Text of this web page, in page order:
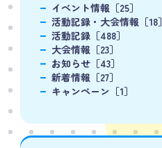
イベント情報［25］
活動記録・大会情報［18］
活動記録［488］
大会情報［23］
お知らせ［43］
新着情報［27］
キャンペーン［1］